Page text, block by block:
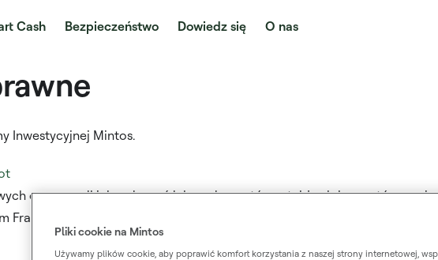
Cash Bezpieczeństwo Dowiedz się O nas
Inwestycyjnej Mintos.
oraz wszelkich ogłoszeń lub suplementów, a także dokumentów
Fractional Bonds i nieruchomościowych papierów wartościowych.
Pliki cookie na Mintos
Używamy plików cookie, aby poprawić komfort korzystania z naszej strony internetowej,